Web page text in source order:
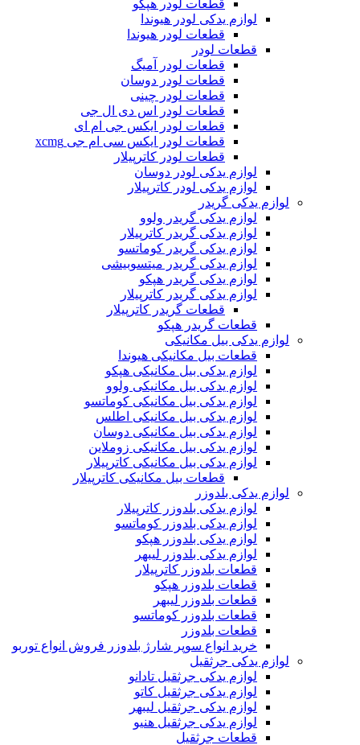
قطعات لودر هپکو
لوازم یدکی لودر هیوندا
قطعات لودر هیوندا
قطعات لودر
قطعات لودر آمیگ
قطعات لودر دوسان
قطعات لودر چینی
قطعات لودر اس دی ال جی
قطعات لودر ایکس جی ام ای
قطعات لودر ایکس سی ام جی xcmg
قطعات لودر کاترپیلار
لوازم یدکی لودر دوسان
لوازم یدکی لودر کاترپیلار
لوازم یدکی گریدر
لوازم یدکی گریدر ولوو
لوازم یدکی گریدر کاترپیلار
لوازم یدکی گریدر کوماتسو
لوازم یدکی گریدر میتسوبیشی
لوازم یدکی گریدر هپکو
لوازم یدکی گریدر کاترپیلار
قطعات گریدر کاترپیلار
قطعات گریدر هپکو
لوازم یدکی بیل مکانیکی
قطعات بیل مکانیکی هیوندا
لوازم یدکی بیل مکانیکی هپکو
لوازم یدکی بیل مکانیکی ولوو
لوازم یدکی بیل مکانیکی کوماتسو
لوازم یدکی بیل مکانیکی اطلس
لوازم یدکی بیل مکانیکی دوسان
لوازم یدکی بیل مکانیکی زوملاین
لوازم یدکی بیل مکانیکی کاترپیلار
قطعات بیل مکانیکی کاترپیلار
لوازم یدکی بلدوزر
لوازم یدکی بلدوزر کاترپیلار
لوازم یدکی بلدوزر کوماتسو
لوازم یدکی بلدوزر هپکو
لوازم یدکی بلدوزر لیبهر
قطعات بلدوزر کاترپیلار
قطعات بلدوزر هپکو
قطعات بلدوزر لیبهر
قطعات بلدوزر کوماتسو
قطعات بلدوزر
خرید انواع سوپر شارژ بلدوزر فروش انواع توربو
لوازم یدکی جرثقیل
لوازم یدکی جرثقیل تادانو
لوازم یدکی جرثقیل کاتو
لوازم یدکی جرثقیل لیبهر
لوازم یدکی جرثقیل هنیو
قطعات جرثقیل